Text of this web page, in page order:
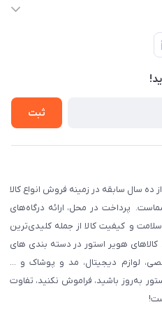
ثبت
ده سال سابقه در زمینه فروش انواع کالا
پرداخت در محل، ارائه درگاه‌های
و کیفیت کالا از جمله کلیدی‌ترین
کالاهای هویر استور در دسته بندی های
لوازم دیجیتال، مد و پوشاک و ...
به‌روز باشید، فراموش نکنید، تفاوت